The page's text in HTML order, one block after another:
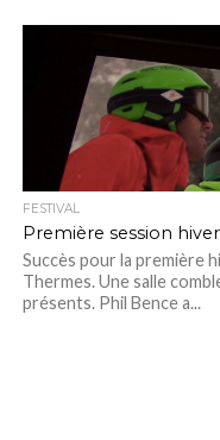
FESTIVAL
Première session
Succès pour la première
Thermes. Une salle
présents. Phil Bence a...